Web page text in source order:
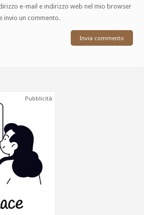
e-mail e indirizzo web nel mio browser
invio un commento.
Pubblicità